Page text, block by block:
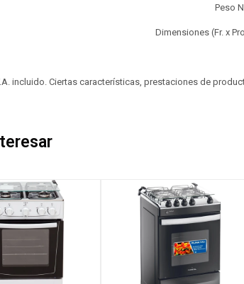
Peso
Dimensiones (Fr. x
incluido. Ciertas características, prestaciones de